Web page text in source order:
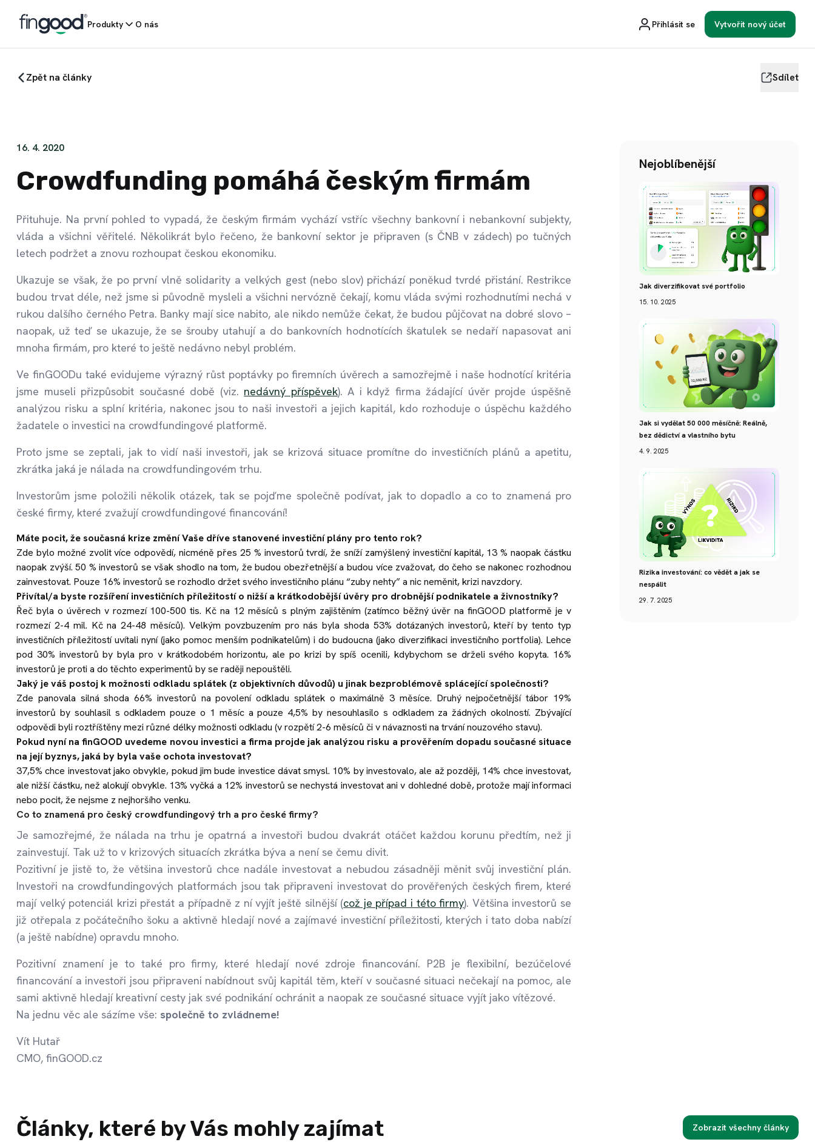
Produkty O nás Přihlásit se Vytvořit nový účet
Zpět na články Sdílet
16. 4. 2020
Crowdfunding pomáhá českým firmám
Přituhuje. Na první pohled to vypadá, že českým firmám vychází vstříc všechny bankovní i nebankovní subjekty,
vláda a všichni věřitelé. Několikrát bylo řečeno, že bankovní sektor je připraven (s ČNB v zádech) po tučných
letech podržet a znovu rozhoupat českou ekonomiku.
Ukazuje se však, že po první vlně solidarity a velkých gest (nebo slov) přichází poněkud tvrdé přistání. Restrikce
budou trvat déle, než jsme si původně mysleli a všichni nervózně čekají, komu vláda svými rozhodnutími nechá v
rukou dalšího černého Petra. Banky mají sice nabito, ale nikdo nemůže čekat, že budou půjčovat na dobré slovo –
naopak, už teď se ukazuje, že se šrouby utahují a do bankovních hodnotících škatulek se nedaří napasovat ani
mnoha firmám, pro které to ještě nedávno nebyl problém.
Ve finGOODu také evidujeme výrazný růst poptávky po firemních úvěrech a samozřejmě i naše hodnotící kritéria
jsme museli přizpůsobit současné době (viz. nedávný příspěvek). A i když firma žádající úvěr projde úspěšně
analýzou risku a splní kritéria, nakonec jsou to naši investoři a jejich kapitál, kdo rozhoduje o úspěchu každého
žadatele o investici na crowdfundingové platformě.
Proto jsme se zeptali, jak to vidí naši investoři, jak se krizová situace promítne do investičních plánů a apetitu,
zkrátka jaká je nálada na crowdfundingovém trhu.
Investorům jsme položili několik otázek, tak se pojďme společně podívat, jak to dopadlo a co to znamená pro
české firmy, které zvažují crowdfundingové financování!
Máte pocit, že současná krize změní Vaše dříve stanovené investiční plány pro tento rok?
Zde bylo možné zvolit více odpovědí, nicméně přes 25 % investorů tvrdí, že sníží zamýšlený investiční kapitál, 13 % naopak částku
naopak zvýší. 50 % investorů se však shodlo na tom, že budou obezřetnější a budou více zvažovat, do čeho se nakonec rozhodnou
zainvestovat. Pouze 16% investorů se rozhodlo držet svého investičního plánu “zuby nehty” a nic neměnit, krizi navzdory.
Přivítal/a byste rozšíření investičních příležitostí o nižší a krátkodobější úvěry pro drobnější podnikatele a živnostníky?
Řeč byla o úvěrech v rozmezí 100-500 tis. Kč na 12 měsíců s plným zajištěním (zatímco běžný úvěr na finGOOD platformě je v
rozmezí 2-4 mil. Kč na 24-48 měsíců). Velkým povzbuzením pro nás byla shoda 53% dotázaných investorů, kteří by tento typ
investičních příležitostí uvítali nyní (jako pomoc menším podnikatelům) i do budoucna (jako diverzifikaci investičního portfolia). Lehce
pod 30% investorů by byla pro v krátkodobém horizontu, ale po krizi by spíš ocenili, kdybychom se drželi svého kopyta. 16%
investorů je proti a do těchto experimentů by se raději nepouštěli.
Jaký je váš postoj k možnosti odkladu splátek (z objektivních důvodů) u jinak bezproblémově splácející společnosti?
Zde panovala silná shoda 66% investorů na povolení odkladu splátek o maximálně 3 měsíce. Druhý nejpočetnější tábor 19%
investorů by souhlasil s odkladem pouze o 1 měsíc a pouze 4,5% by nesouhlasilo s odkladem za žádných okolností. Zbývající
odpovědi byli roztříštěny mezi různé délky možnosti odkladu (v rozpětí 2-6 měsíců či v návaznosti na trvání nouzového stavu).
Pokud nyní na finGOOD uvedeme novou investici a firma projde jak analýzou risku a prověřením dopadu současné situace
na její byznys, jaká by byla vaše ochota investovat?
37,5% chce investovat jako obvykle, pokud jim bude investice dávat smysl. 10% by investovalo, ale až později, 14% chce investovat,
ale nižší částku, než alokují obvykle. 13% vyčká a 12% investorů se nechystá investovat ani v dohledné době, protože mají informaci
nebo pocit, že nejsme z nejhoršího venku.
Co to znamená pro český crowdfundingový trh a pro české firmy?
Je samozřejmé, že nálada na trhu je opatrná a investoři budou dvakrát otáčet každou korunu předtím, než ji
zainvestují. Tak už to v krizových situacích zkrátka býva a není se čemu divit.
Pozitivní je jistě to, že většina investorů chce nadále investovat a nebudou zásadněji měnit svůj investiční plán.
Investoři na crowdfundingových platformách jsou tak připraveni investovat do prověřených českých firem, které
mají velký potenciál krizi přestát a případně z ní vyjít ještě silnější (což je případ i této firmy). Většina investorů se
již otřepala z počátečního šoku a aktivně hledají nové a zajímavé investiční příležitosti, kterých i tato doba nabízí
(a ještě nabídne) opravdu mnoho.
Pozitivní znamení je to také pro firmy, které hledají nové zdroje financování. P2B je flexibilní, bezúčelové
financování a investoři jsou připraveni nabídnout svůj kapitál těm, kteří v současné situaci nečekají na pomoc, ale
sami aktivně hledají kreativní cesty jak své podnikání ochránit a naopak ze současné situace vyjít jako vítězové.
Na jednu věc ale sázíme vše: společně to zvládneme!
Vít Hutař
CMO, finGOOD.cz
Nejoblíbenější
Jak diverzifikovat své portfolio
15. 10. 2025
Jak si vydělat 50 000 měsíčně: Reálně,
bez dědictví a vlastního bytu
4. 9. 2025
Rizika investování: co vědět a jak se
nespálit
29. 7. 2025
Články, které by Vás mohly zajímat Zobrazit všechny články